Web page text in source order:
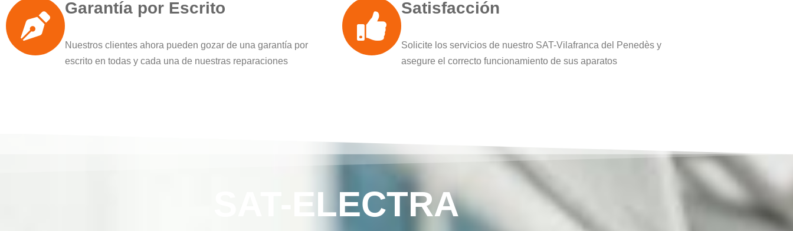
Garantía por Escrito
Nuestros clientes ahora pueden gozar de una garantía por
escrito en todas y cada una de nuestras reparaciones
Satisfacción
Solicite los servicios de nuestro SAT-Vilafranca del Penedès y
asegure el correcto funcionamiento de sus aparatos
SAT-ELECTRA